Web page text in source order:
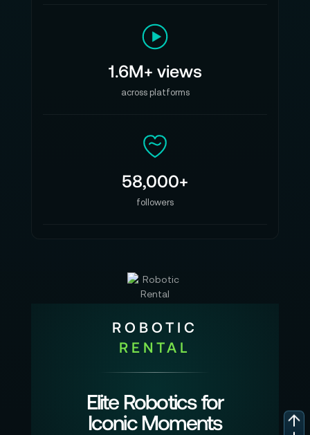
1.6M+ views
across platforms
58,000+
followers
ROBOTIC
RENTAL
Elite Robotics for
Iconic Moments